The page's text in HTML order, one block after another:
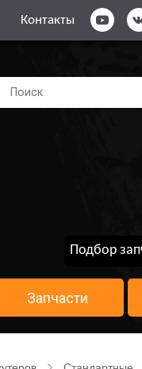
Контакты
Подбор
Запчасти